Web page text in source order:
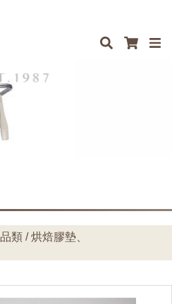
料系列
皿系列
具系列
貨系列
用品系列
聯絡我們
類 / 烘焙膠墊、